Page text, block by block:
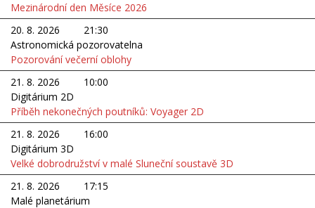
Mezinárodní den Měsíce 2026
20. 8. 2026
21:30
Astronomická pozorovatelna
Pozorování večerní oblohy
21. 8. 2026
10:00
Digitárium 2D
Příběh nekonečných poutníků: Voyager 2D
21. 8. 2026
16:00
Digitárium 3D
Velké dobrodružství v malé Sluneční soustavě 3D
21. 8. 2026
17:15
Malé planetárium